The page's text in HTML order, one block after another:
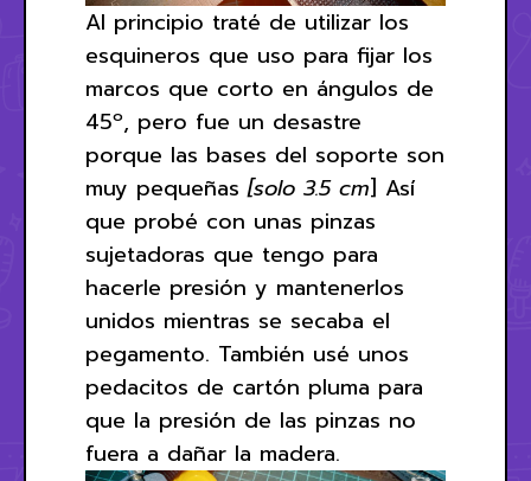
Al principio traté de utilizar los
esquineros que uso para fijar los
marcos que corto en ángulos de
45º, pero fue un desastre
porque las bases del soporte son
muy pequeñas[solo 3.5 cm] Así
que probé con unas pinzas
sujetadoras que tengo para
hacerle presión y mantenerlos
unidos mientras se secaba el
pegamento. También usé unos
pedacitos de cartón pluma para
que la presión de las pinzas no
fuera a dañar la madera.